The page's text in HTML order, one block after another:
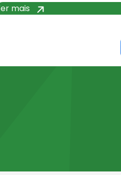
maisVer mais